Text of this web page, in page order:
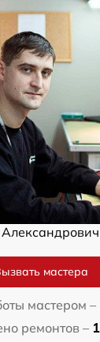
мастера
мастером –
ремонтов –